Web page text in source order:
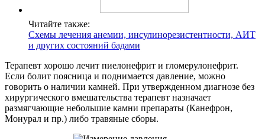
Читайте также:
Схемы лечения анемии, инсулинорезистентности, АИТ
и других состояний бадами
Терапевт хорошо лечит пиелонефрит и гломерулонефрит.
Если болит поясница и поднимается давление, можно
говорить о наличии камней. При утвержденном диагнозе без
хирургического вмешательства терапевт назначает
размягчающие небольшие камни препараты (Канефрон,
Монурал и пр.) либо травяные сборы.